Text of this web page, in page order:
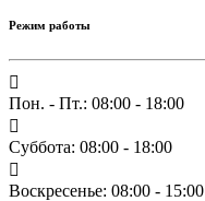
Режим работы
Пон. - Пт.: 08:00 - 18:00
Суббота: 08:00 - 18:00
Воскресенье: 08:00 - 15:00